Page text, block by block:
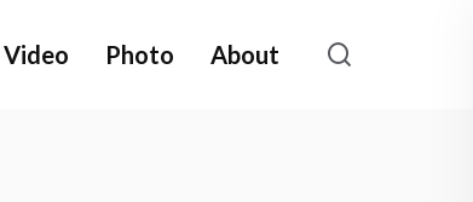
Video Photo About